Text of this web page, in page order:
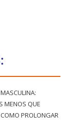
MASCULINA:
MENOS QUE
PROLONGAR